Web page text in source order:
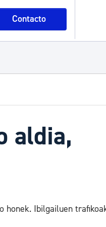
Contacto
aldia,
honek. Ibilgailuen